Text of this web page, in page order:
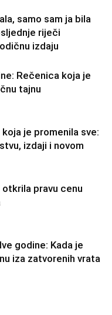
samo sam ja bila
riječi
izdaju
Rečenica koja je
tajnu
je promenila sve:
izdaji i novom
pravu cenu
godine: Kada je
iza zatvorenih vrata